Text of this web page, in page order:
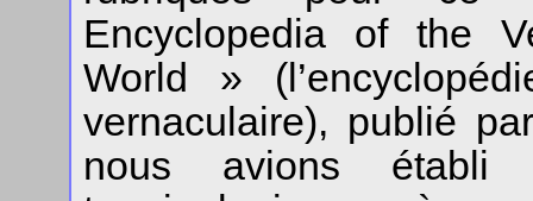
Encyclopedia of the
World »
vernaculaire), publié
nous avions établi